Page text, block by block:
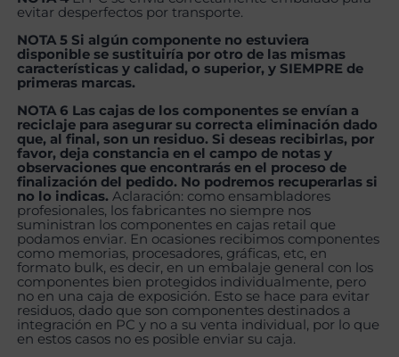
evitar desperfectos por transporte.
NOTA 5 Si algún componente no estuviera
disponible se sustituiría por otro de las mismas
características y calidad, o superior, y SIEMPRE de
primeras marcas.
NOTA 6 Las cajas de los componentes se envían a
reciclaje para asegurar su correcta eliminación dado
que, al final, son un residuo. Si deseas recibirlas, por
favor, deja constancia en el campo de notas y
observaciones que encontrarás en el proceso de
finalización del pedido. No podremos recuperarlas si
no lo indicas. Aclaración: como ensambladores
profesionales, los fabricantes no siempre nos
suministran los componentes en cajas retail que
podamos enviar. En ocasiones recibimos componentes
como memorias, procesadores, gráficas, etc, en
formato bulk, es decir, en un embalaje general con los
componentes bien protegidos individualmente, pero
no en una caja de exposición. Esto se hace para evitar
residuos, dado que son componentes destinados a
integración en PC y no a su venta individual, por lo que
en estos casos no es posible enviar su caja.